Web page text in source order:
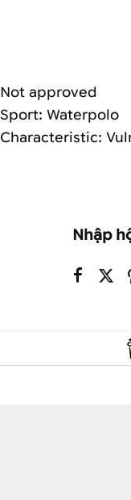
Not approved
Sport: Waterpolo
Characteristic:
Nhập